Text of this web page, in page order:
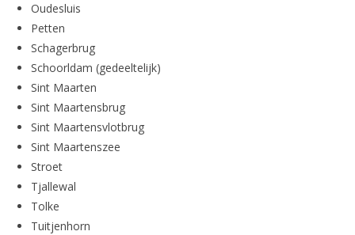
Oudesluis
Petten
Schagerbrug
Schoorldam (gedeeltelijk)
Sint Maarten
Sint Maartensbrug
Sint Maartensvlotbrug
Sint Maartenszee
Stroet
Tjallewal
Tolke
Tuitjenhorn